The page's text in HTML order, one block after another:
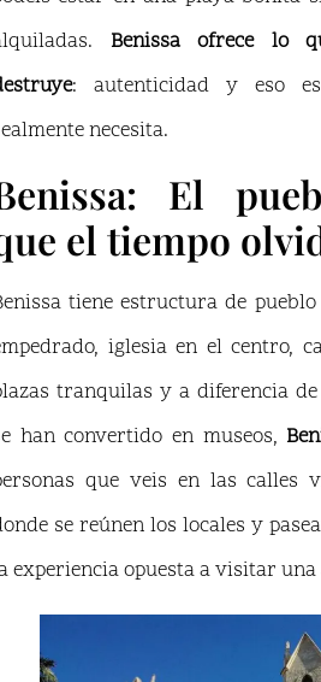
Benissa ofrece lo
: autenticidad y eso
necesita.
El
el tiempo
tiene estructura de
iglesia en el centro,
tranquilas y a diferencia
han convertido en museos,
que veis en las calles
se reúnen los locales y
experiencia opuesta a visitar